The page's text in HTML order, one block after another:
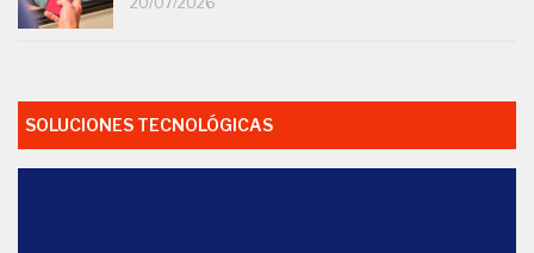
SOLUCIONES TECNOLÓGICAS